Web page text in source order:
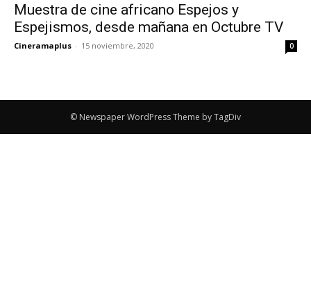
Muestra de cine africano Espejos y
Espejismos, desde mañana en Octubre TV
Cineramaplus - 15 noviembre, 2020 0
© Newspaper WordPress Theme by TagDiv